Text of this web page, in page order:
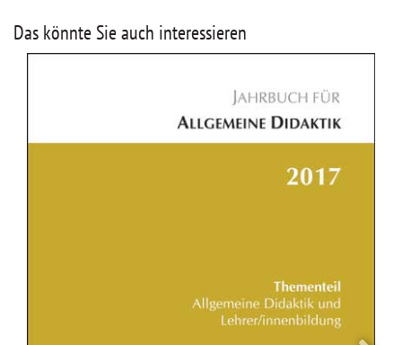
Das könnte Sie auch interessieren